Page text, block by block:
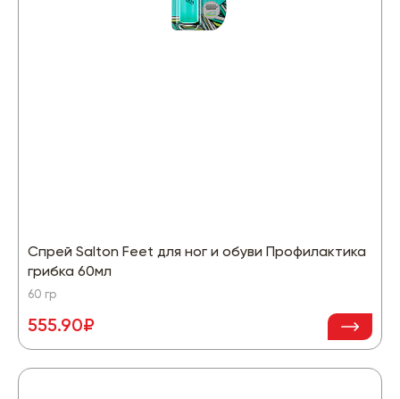
Спрей Salton Feet для ног и обуви Профилактика
грибка 60мл
60 гр
555.90₽